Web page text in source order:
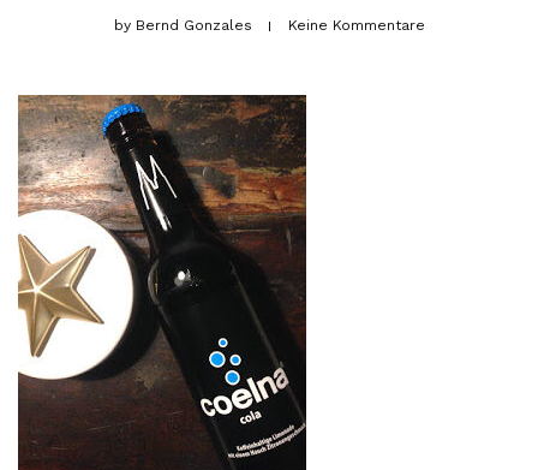
byBernd Gonzales Keine Kommentare